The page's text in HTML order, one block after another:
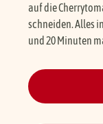
auf die
schneiden. Alles
und 20 Minuten